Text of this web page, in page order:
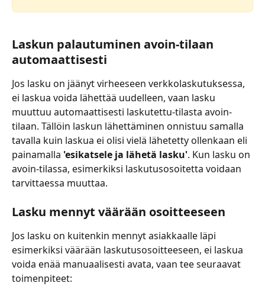
Laskun palautuminen avoin-tilaan
automaattisesti
Jos lasku on jäänyt virheeseen verkkolaskutuksessa,
ei laskua voida lähettää uudelleen, vaan lasku
muuttuu automaattisesti laskutettu-tilasta avoin-
tilaan. Tällöin laskun lähettäminen onnistuu samalla
tavalla kuin laskua ei olisi vielä lähetetty ollenkaan eli
painamalla 'esikatsele ja lähetä lasku'. Kun lasku on
avoin-tilassa, esimerkiksi laskutusosoitetta voidaan
tarvittaessa muuttaa.
Lasku mennyt väärään osoitteeseen
Jos lasku on kuitenkin mennyt asiakkaalle läpi
esimerkiksi väärään laskutusosoitteeseen, ei laskua
voida enää manuaalisesti avata, vaan tee seuraavat
toimenpiteet: